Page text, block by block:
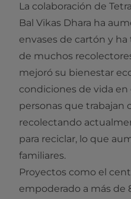
La colaboración de
Bal Vikas Dhara ha
envases de cartón y
de muchos
mejoró su bienestar
condiciones de vida en
personas que trabajan
recolectando
para reciclar, lo que
familiares.
Proyectos como el
empoderado a más de